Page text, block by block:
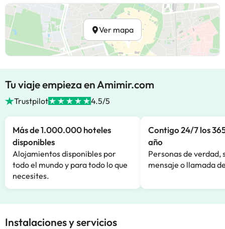
Ver mapa
Tu viaje empieza en Amimir.com
Trustpilot 4.5/5
Más de 1.000.000 hoteles
disponibles
Alojamientos disponibles por
todo el mundo y para todo lo que
necesites.
Contigo 24/7 los
año
Personas de verdad,
mensaje o llamada
Instalaciones y servicios